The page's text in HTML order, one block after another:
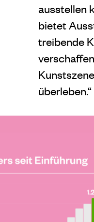
ausstellen
bietet
treibende
überleben.“